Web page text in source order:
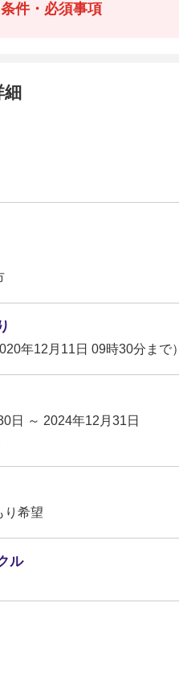
件・必須事項
細
年12月11日 09時30分まで）
日 ～ 2024年12月31日
り希望
ル